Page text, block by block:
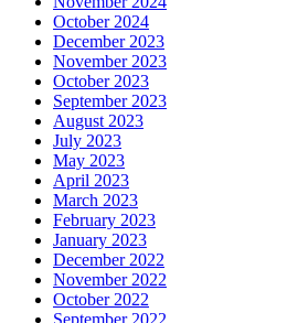
October 2024
December 2023
November 2023
October 2023
September 2023
August 2023
July 2023
May 2023
April 2023
March 2023
February 2023
January 2023
December 2022
November 2022
October 2022
September 2022